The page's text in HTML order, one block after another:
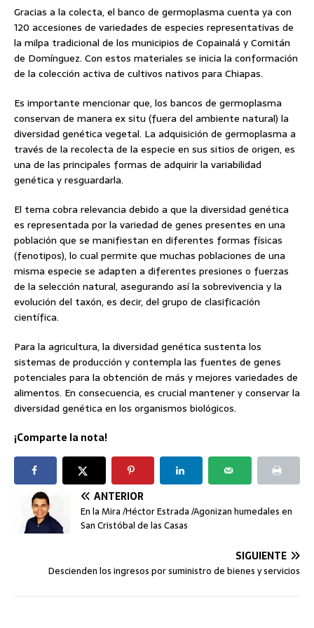
Gracias a la colecta, el banco de germoplasma cuenta ya con
120 accesiones de variedades de especies representativas de
la milpa tradicional de los municipios de Copainalá y Comitán
de Domínguez. Con estos materiales se inicia la conformación
de la colección activa de cultivos nativos para Chiapas.
Es importante mencionar que, los bancos de germoplasma
conservan de manera ex situ (fuera del ambiente natural) la
diversidad genética vegetal. La adquisición de germoplasma a
través de la recolecta de la especie en sus sitios de origen, es
una de las principales formas de adquirir la variabilidad
genética y resguardarla.
El tema cobra relevancia debido a que la diversidad genética
es representada por la variedad de genes presentes en una
población que se manifiestan en diferentes formas físicas
(fenotipos), lo cual permite que muchas poblaciones de una
misma especie se adapten a diferentes presiones o fuerzas
de la selección natural, asegurando así la sobrevivencia y la
evolución del taxón, es decir, del grupo de clasificación
científica.
Para la agricultura, la diversidad genética sustenta los
sistemas de producción y contempla las fuentes de genes
potenciales para la obtención de más y mejores variedades de
alimentos. En consecuencia, es crucial mantener y conservar la
diversidad genética en los organismos biológicos.
¡Comparte la nota!
ANTERIOR
En la Mira /Héctor Estrada /Agonizan humedales en
San Cristóbal de las Casas
SIGUIENTE
Descienden los ingresos por suministro de bienes y servicios